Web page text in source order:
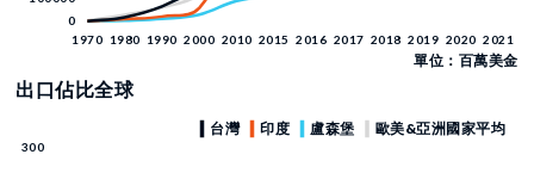
單位：百萬美金
出口佔比全球